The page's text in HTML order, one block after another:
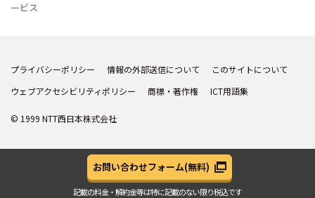
ービス
プライバシーポリシー 情報の外部送信について
このサイトについて
ウェブアクセシビリティポリシー
商標・著作権 ICT用語集
© 1999 NTT西日本株式会社
お問い合わせフォーム(無料)
記載の料金・解約金等は特に記載のない限り税込です